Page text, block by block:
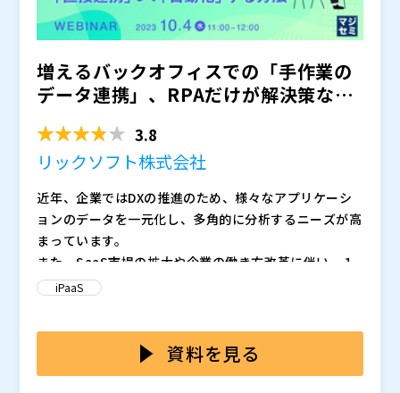
増えるバックオフィスでの「手作業の
データ連携」、RPAだけが解決策なの
3.8
リックソフト株式会社
近年、企業ではDXの推進のため、様々なアプリケーシ
ョンのデータを一元化し、多角的に分析するニーズが高
まっています。
また、SaaS市場の拡大や企業の働き方改革に伴い、１
社あたりで利用されるクラウドサービスの導入数は増え
ウド化が進んだ結果、企業内外の多数のアプリケーショ
ン間でデータ連携を必要とするケースが増加していま
iPaaS
資料を見る